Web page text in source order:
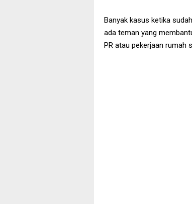
Banyak kasus ketika
ada teman yang
PR atau pekerjaan rumah